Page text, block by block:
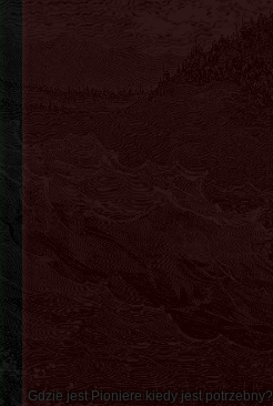
Gdzie jest Pioniere kiedy jest potrzebny?